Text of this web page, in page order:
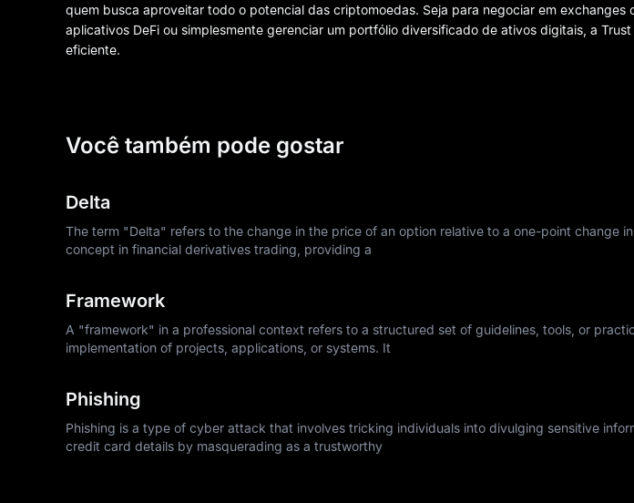
quem busca aproveitar todo o potencial das criptomoedas. Seja para negociar em exchanges
aplicativos DeFi ou simplesmente gerenciar um portfólio diversificado de ativos digitais, a
eficiente.
Você também pode gostar
Delta
The term "Delta" refers to the change in the price of an option relative to a one-point change
concept in financial derivatives trading, providing a
Framework
A "framework" in a professional context refers to a structured set of guidelines, tools, or
implementation of projects, applications, or systems. It
Phishing
Phishing is a type of cyber attack that involves tricking individuals into divulging sensitive
credit card details by masquerading as a trustworthy